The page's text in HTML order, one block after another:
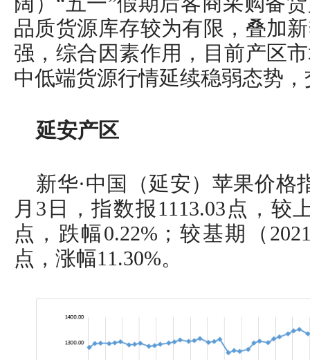
品质货源库存较为有限，叠加
强，综合因素作用，目前产区
中低端货源行情延续稳弱态势
延安产区
新华·中国（延安）苹果价格
月3日，指数报1113.03点，较
点，跌幅0.22%；较基期（
点，涨幅11.30%。